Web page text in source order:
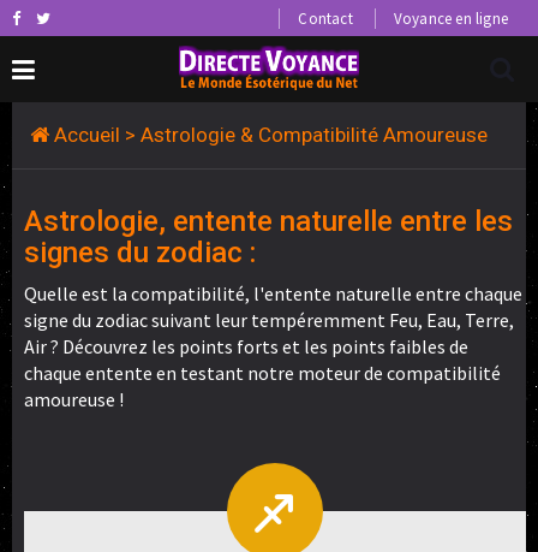
Contact Voyance en ligne
Accueil > Astrologie & Compatibilité Amoureuse
Astrologie, entente naturelle entre les
signes du zodiac :
Quelle est la compatibilité, l'entente naturelle entre chaque
signe du zodiac suivant leur tempéremment Feu, Eau, Terre,
Air ? Découvrez les points forts et les points faibles de
chaque entente en testant notre moteur de compatibilité
amoureuse !